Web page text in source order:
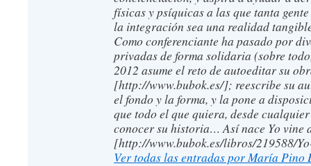
físicas y psíquicas a las que tanta
la integración sea una realidad
Como conferenciante ha pasado por
privadas de forma solidaria (sobre
2012 asume el reto de autoeditar su
[http://www.bubok.es/]; reescribe su
el fondo y la forma, y la pone a
que todo el que quiera, desde
conocer su historia… Así nace Yo vine
[http://www.bubok.es/libros/219588/
Ver todas las entradas por María Pino